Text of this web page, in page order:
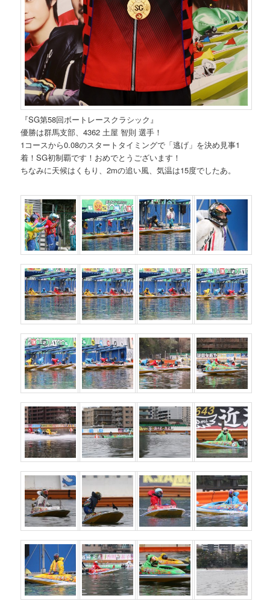
『SG第58回ボートレースクラシック』
優勝は群馬支部、4362 土屋 智則 選手！
1コースから0.08のスタートタイミングで「逃げ」を決め見事1
着！SG初制覇です！おめでとうございます！
ちなみに天候はくもり、2mの追い風、気温は15度でしたあ。